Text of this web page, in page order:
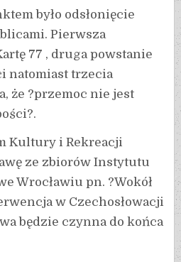
było odsłonięcie
Pierwsza
77 , druga powstanie
natomiast trzecia
że ?przemoc nie jest
Kultury i Rekreacji
ze zbiorów Instytutu
Wrocławiu pn. ?Wokół
w Czechosłowacji
będzie czynna do końca